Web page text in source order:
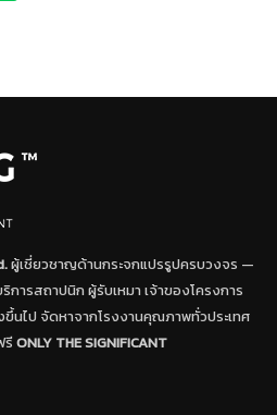
ผู้เชี่ยวชาญด้านกระจกแปรรูปครบวงจร —
ริการสถาปนิก ผู้รับเหมา เจ้าของโครงการ
นไป จัดหาจากโรงงานคุณภาพทั่วประเทศ
รีONLY THE SIGNIFICANT